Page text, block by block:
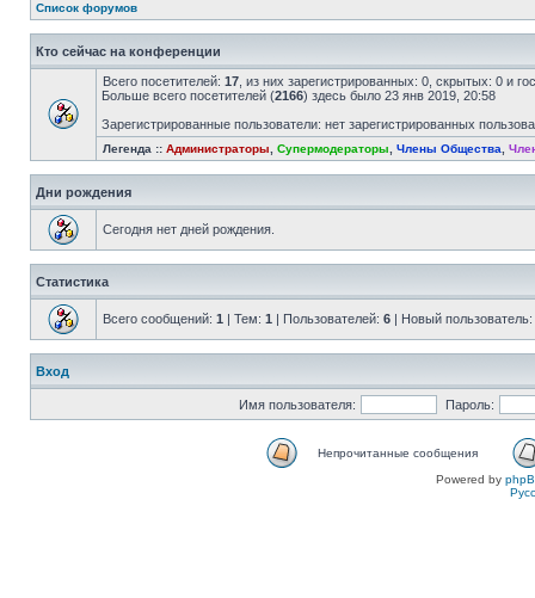
Список форумов
Кто сейчас на конференции
Всего посетителей: 17 , из них зарегистрированных: 0, скрытых: 0 и
Больше всего посетителей (2166) здесь было 23 янв 2019, 20:58
Зарегистрированные пользователи: нет зарегистрированных
Легенда :: Администраторы Супермодераторы Члены Общества
Дни рождения
Сегодня нет дней рождения.
Статистика
Всего сообщений: 1 | Тем: 1 | Пользователей: 6 | Новый пользователь:
Вход
Имя пользователя: Пароль:
Непрочитанные сообщения
Powered by